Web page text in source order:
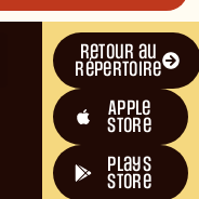
Retour au
répertoire
Apple
Store
plays
store